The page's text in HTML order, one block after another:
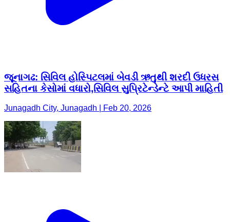
જૂનાગઢ: સિવિલ હોસ્પિટલમાં બેવડી ઋતુથી શરદી ઉધરસ
સહિતના કેસોમાં વધારો,સિવિલ સુપ્રિટેન્ડેન્ટે આપી માહિતી
Junagadh City, Junagadh | Feb 20, 2026